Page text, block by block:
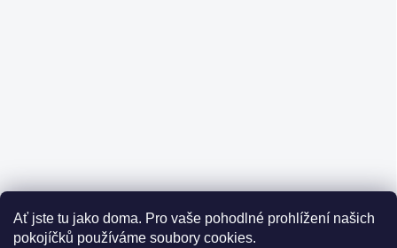
Ať jste tu jako doma. Pro vaše pohodlné prohlížení našich
pokojíčků používáme soubory cookies.